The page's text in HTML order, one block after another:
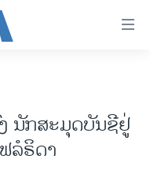
ນັກ​​ສະ​ມຸດບັນ​ຊີ​ຢູ່​
ລໍ​ຣິ​ດາ